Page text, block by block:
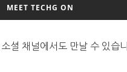
MEET TECHG ON
셜 채널에서도 만날 수 있습니